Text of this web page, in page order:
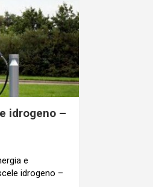
idrogeno –
e
idrogeno –